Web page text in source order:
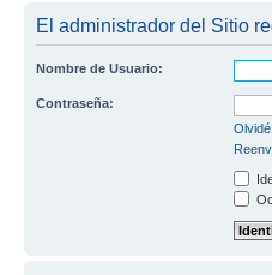
El administrador del Sitio
Nombre de Usuario:
Contraseña: